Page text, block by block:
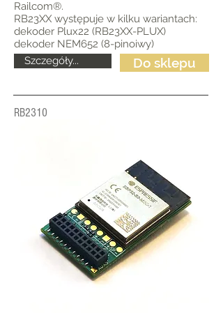
Railcom®.
RB23XX występuje w kilku wariantach:
dekoder Plux22 (RB23XX-PLUX)
dekoder NEM652 (8-pinoiwy)
Szczegóły...
Do sklepu
RB2310